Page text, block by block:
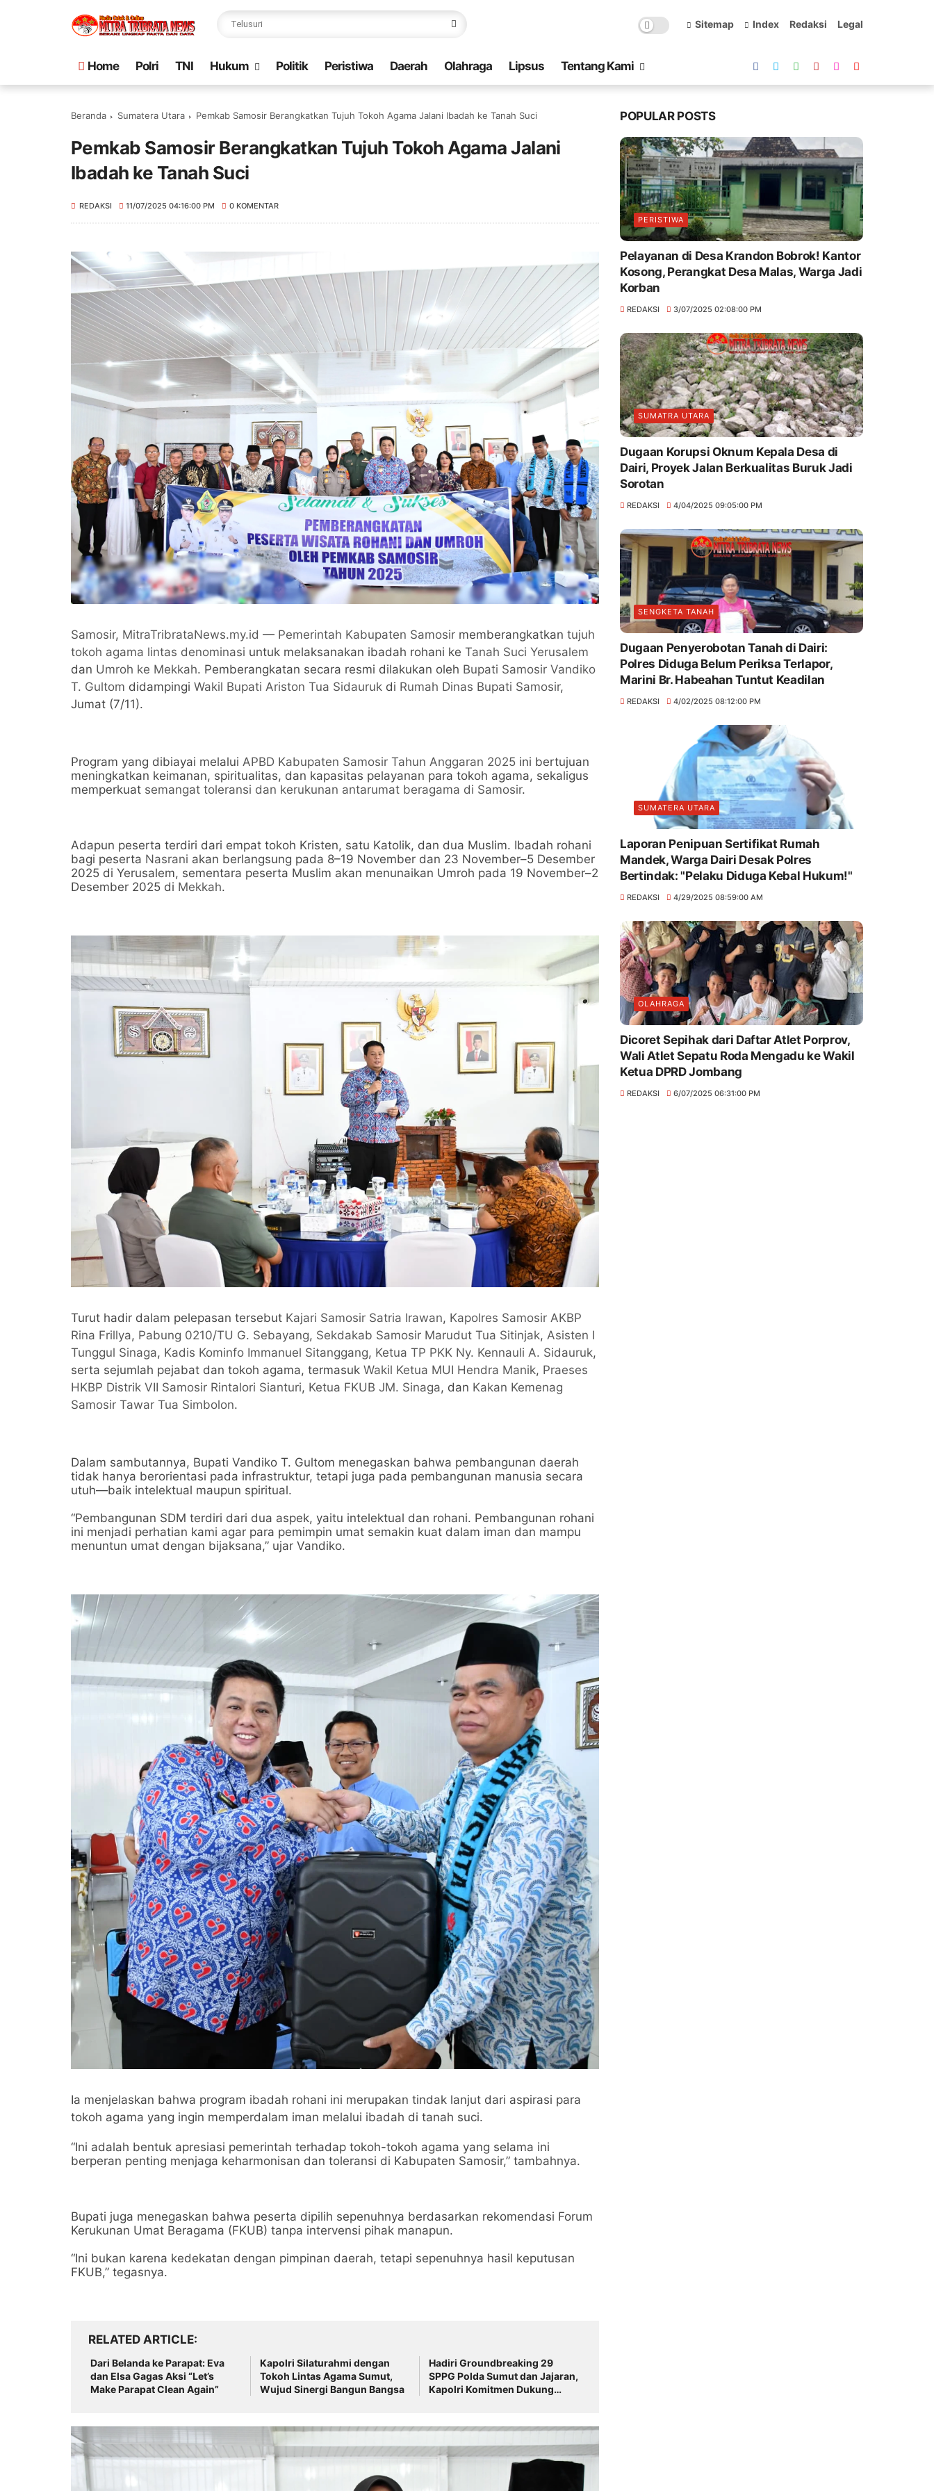
Sitemap Index Redaksi Legal
Home Polri TNI Hukum Politik Peristiwa Daerah Olahraga Lipsus Tentang Kami
Beranda Sumatera Utara Pemkab Samosir Berangkatkan Tujuh Tokoh Agama Jalani Ibadah ke Tanah Suci
Pemkab Samosir Berangkatkan Tujuh Tokoh Agama Jalani
Ibadah ke Tanah Suci
REDAKSI 11/07/2025 04:16:00 PM 0 KOMENTAR
Samosir, MitraTribrataNews.my.id — Pemerintah Kabupaten Samosir memberangkatkan tujuh
tokoh agama lintas denominasi untuk melaksanakan ibadah rohani ke Tanah Suci Yerusalem
dan Umroh ke Mekkah. Pemberangkatan secara resmi dilakukan oleh Bupati Samosir Vandiko
T. Gultom didampingi Wakil Bupati Ariston Tua Sidauruk di Rumah Dinas Bupati Samosir,
Jumat (7/11).
Program yang dibiayai melalui APBD Kabupaten Samosir Tahun Anggaran 2025 ini bertujuan
meningkatkan keimanan, spiritualitas, dan kapasitas pelayanan para tokoh agama, sekaligus
memperkuat semangat toleransi dan kerukunan antarumat beragama di Samosir.
Adapun peserta terdiri dari empat tokoh Kristen, satu Katolik, dan dua Muslim. Ibadah rohani
bagi peserta Nasrani akan berlangsung pada 8–19 November dan 23 November–5 Desember
2025 di Yerusalem, sementara peserta Muslim akan menunaikan Umroh pada 19 November–2
Desember 2025 di Mekkah.
Turut hadir dalam pelepasan tersebut Kajari Samosir Satria Irawan, Kapolres Samosir AKBP
Rina Frillya, Pabung 0210/TU G. Sebayang, Sekdakab Samosir Marudut Tua Sitinjak, Asisten I
Tunggul Sinaga, Kadis Kominfo Immanuel Sitanggang, Ketua TP PKK Ny. Kennauli A. Sidauruk,
serta sejumlah pejabat dan tokoh agama, termasuk Wakil Ketua MUI Hendra Manik, Praeses
HKBP Distrik VII Samosir Rintalori Sianturi, Ketua FKUB JM. Sinaga, dan Kakan Kemenag
Samosir Tawar Tua Simbolon.
Dalam sambutannya, Bupati Vandiko T. Gultom menegaskan bahwa pembangunan daerah
tidak hanya berorientasi pada infrastruktur, tetapi juga pada pembangunan manusia secara
utuh—baik intelektual maupun spiritual.
“Pembangunan SDM terdiri dari dua aspek, yaitu intelektual dan rohani. Pembangunan rohani
ini menjadi perhatian kami agar para pemimpin umat semakin kuat dalam iman dan mampu
menuntun umat dengan bijaksana,” ujar Vandiko.
Ia menjelaskan bahwa program ibadah rohani ini merupakan tindak lanjut dari aspirasi para
tokoh agama yang ingin memperdalam iman melalui ibadah di tanah suci.
“Ini adalah bentuk apresiasi pemerintah terhadap tokoh-tokoh agama yang selama ini
berperan penting menjaga keharmonisan dan toleransi di Kabupaten Samosir,” tambahnya.
Bupati juga menegaskan bahwa peserta dipilih sepenuhnya berdasarkan rekomendasi Forum
Kerukunan Umat Beragama (FKUB) tanpa intervensi pihak manapun.
“Ini bukan karena kedekatan dengan pimpinan daerah, tetapi sepenuhnya hasil keputusan
FKUB,” tegasnya.
RELATED ARTICLE
Dari Belanda ke Parapat: Eva
dan Elsa Gagas Aksi “Let’s
Make Parapat Clean Again”
Kapolri Silaturahmi dengan
Tokoh Lintas Agama Sumut,
Wujud Sinergi Bangun Bangsa
Hadiri Groundbreaking 29
SPPG Polda Sumut dan Jajaran,
Kapolri Komitmen Dukung
POPULAR POSTS
PERISTIWA
Pelayanan di Desa Krandon Bobrok! Kantor
Kosong, Perangkat Desa Malas, Warga Jadi
Korban
REDAKSI 3/07/2025 02:08:00 PM
SUMATRA UTARA
Dugaan Korupsi Oknum Kepala Desa di
Dairi, Proyek Jalan Berkualitas Buruk Jadi
Sorotan
REDAKSI 4/04/2025 09:05:00 PM
SENGKETA TANAH
Dugaan Penyerobotan Tanah di Dairi:
Polres Diduga Belum Periksa Terlapor,
Marini Br. Habeahan Tuntut Keadilan
REDAKSI 4/02/2025 08:12:00 PM
SUMATERA UTARA
Laporan Penipuan Sertifikat Rumah
Mandek, Warga Dairi Desak Polres
Bertindak: "Pelaku Diduga Kebal Hukum!"
REDAKSI 4/29/2025 08:59:00 AM
OLAHRAGA
Dicoret Sepihak dari Daftar Atlet Porprov,
Wali Atlet Sepatu Roda Mengadu ke Wakil
Ketua DPRD Jombang
REDAKSI 6/07/2025 06:31:00 PM